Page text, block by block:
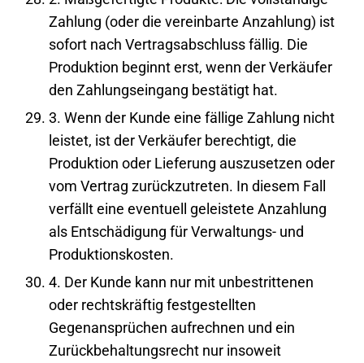
Zahlung (oder die vereinbarte Anzahlung) ist
sofort nach Vertragsabschluss fällig. Die
Produktion beginnt erst, wenn der Verkäufer
den Zahlungseingang bestätigt hat.
3. Wenn der Kunde eine fällige Zahlung nicht
leistet, ist der Verkäufer berechtigt, die
Produktion oder Lieferung auszusetzen oder
vom Vertrag zurückzutreten. In diesem Fall
verfällt eine eventuell geleistete Anzahlung
als Entschädigung für Verwaltungs- und
Produktionskosten.
4. Der Kunde kann nur mit unbestrittenen
oder rechtskräftig festgestellten
Gegenansprüchen aufrechnen und ein
Zurückbehaltungsrecht nur insoweit